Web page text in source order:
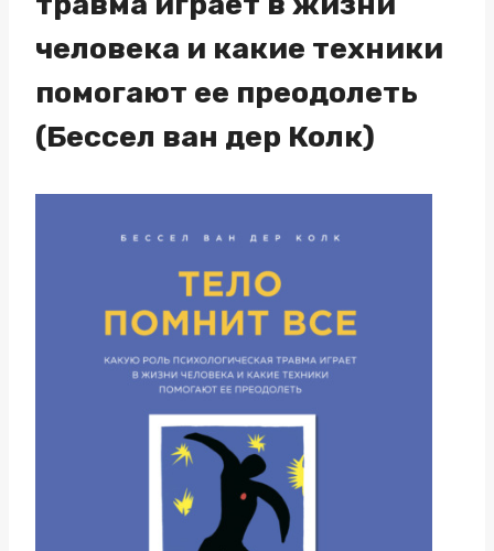
человека и какие техники
помогают ее преодолеть
(Бессел ван дер Колк)